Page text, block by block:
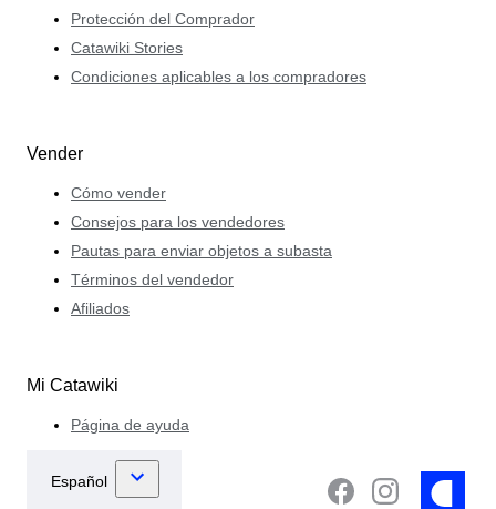
Protección del Comprador
Catawiki Stories
Condiciones aplicables a los compradores
Vender
Cómo vender
Consejos para los vendedores
Pautas para enviar objetos a subasta
Términos del vendedor
Afiliados
Mi Catawiki
Página de ayuda